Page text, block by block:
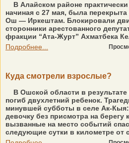
В Алайском районе
начиная с 27 мая, была перекрыта
Ош — Иркештам. Блокировали
сторонники арестованного
фракции “Ата-Журт” Ахматбека
Подробнее...
Куда смотрели взрослые?
В Ошской области в результате
погиб двухлетний ребенок.
минувшей субботы в селе Ак-
девочку без присмотра на берегу
вызванные на место событий
следующие сутки в километре от